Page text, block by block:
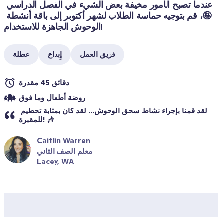
الوحوش الجاهزة للاستخدام!
عطلة إِبداع فريق العمل
دقائق 45 مقدرة
روضة أطفال وما فوق
للمقبرة! 🎶
Caitlin Warren
معلم الصف الثاني
Lacey, WA